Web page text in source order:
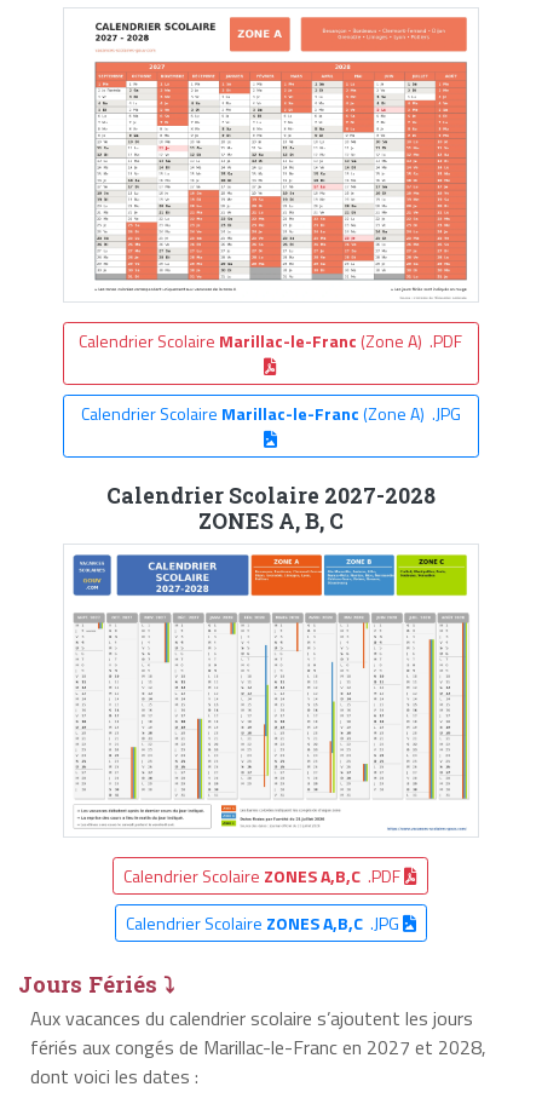
Calendrier Scolaire Marillac-le-Franc (Zone A) .PDF
Calendrier Scolaire Marillac-le-Franc(Zone A) .JPG
Calendrier Scolaire 2027-2028
ZONES A, B, C
Calendrier Scolaire ZONES A,B,C .PDF
Calendrier Scolaire ZONES A,B,C.JPG
Jours Fériés ⤵
Aux vacances du calendrier scolaire s’ajoutent les jours
fériés aux congés de Marillac-le-Franc en 2027 et 2028,
dont voici les dates :